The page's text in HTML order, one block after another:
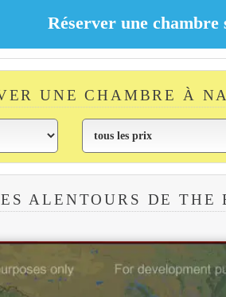
UNE CHAMBRE À
ALENTOURS DE